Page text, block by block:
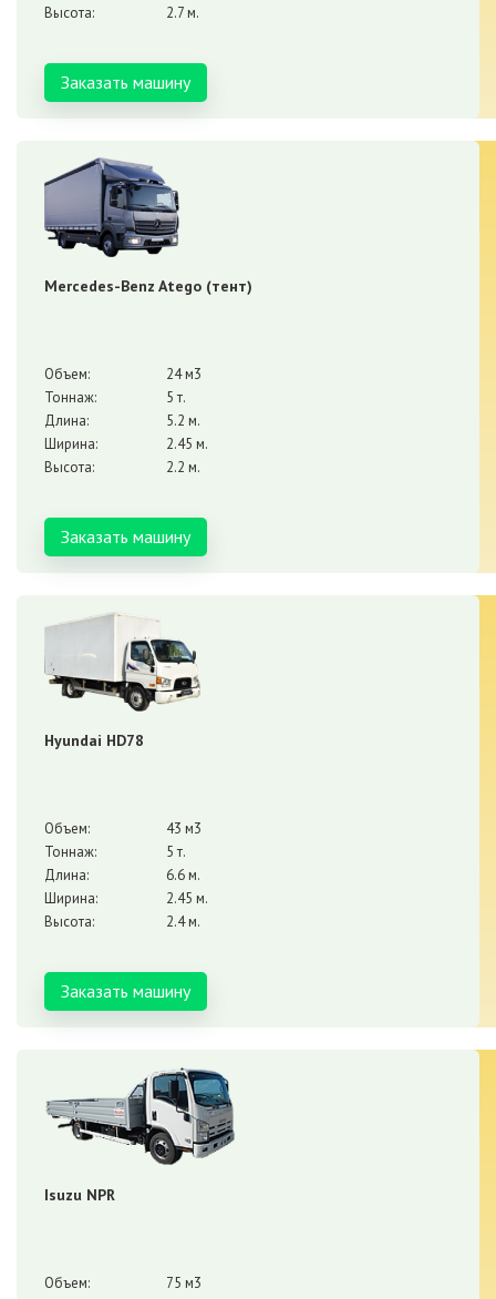
Высота:
2.7 м.
Заказать машину
Mercedes-Benz Atego (тент)
Объем:
24 м3
Тоннаж:
5 т.
Длина:
5.2 м.
Ширина:
2.45 м.
Высота:
2.2 м.
Заказать машину
Hyundai HD78
Объем:
43 м3
Тоннаж:
5 т.
Длина:
6.6 м.
Ширина:
2.45 м.
Высота:
2.4 м.
Заказать машину
Isuzu NPR
Объем:
75 м3